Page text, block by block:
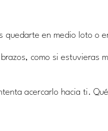
quedarte en medio loto o
como si estuvieras
acercarlo hacia ti.